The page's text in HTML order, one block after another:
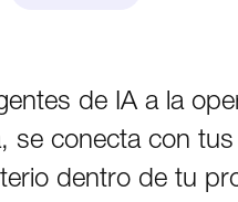
de IA a la
se conecta con
dentro de tu